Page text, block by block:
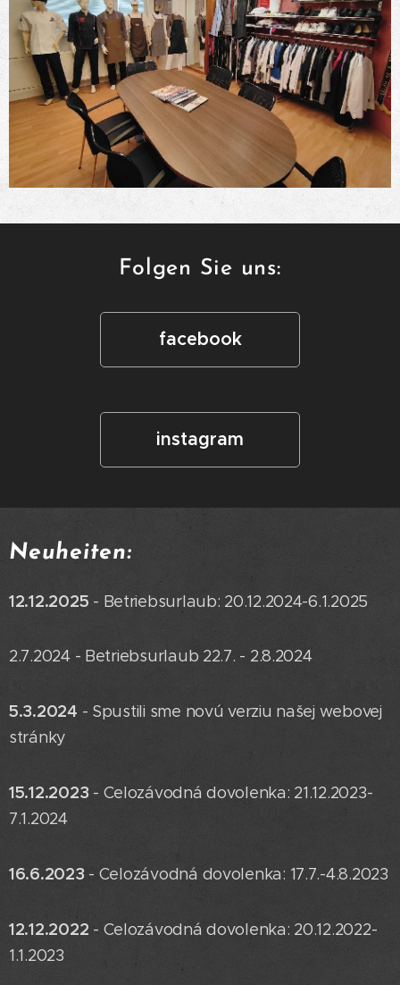
Folgen Sie uns:
facebook
instagram
Neuheiten:
12.12.2025 - Betriebsurlaub: 20.12.2024-6.1.2025
2.7.2024 - Betriebsurlaub 22.7. - 2.8.2024
5.3.2024 - Spustili sme novú verziu našej webovej
stránky
15.12.2023 - Celozávodná dovolenka: 21.12.2023-
7.1.2024
16.6.2023- Celozávodná dovolenka: 17.7.-4.8.2023
12.12.2022 - Celozávodná dovolenka: 20.12.2022-
1.1.2023